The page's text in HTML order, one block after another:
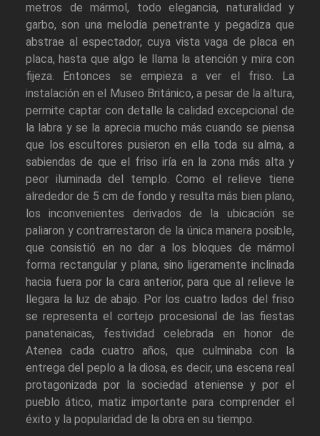
metros de mármol, todo elegancia, naturalidad y
garbo, son una melodía penetrante y pegadiza que
abstrae al espectador, cuya vista vaga de placa en
placa, hasta que algo le llama la atención y mira con
fijeza. Entonces se empieza a ver el friso. La
instalación en el Museo Británico, a pesar de la altura,
permite captar con detalle la calidad excepcional de
la labra y se la aprecia mucho más cuando se piensa
que los escultores pusieron en ella toda su alma, a
sabiendas de que el friso iría en la zona más alta y
peor iluminada del templo. Como el relieve tiene
alrededor de 5 cm de fondo y resulta más bien plano,
los inconvenientes derivados de la ubicación se
paliaron y contrarrestaron de la única manera posible,
que consistió en no dar a los bloques de mármol
forma rectangular y plana, sino ligeramente inclinada
hacia fuera por la cara anterior, para que al relieve le
llegara la luz de abajo. Por los cuatro lados del friso
se representa el cortejo procesional de las fiestas
panatenaicas, festividad celebrada en honor de
Atenea cada cuatro años, que culminaba con la
entrega del peplo a la diosa, es decir, una escena real
protagonizada por la sociedad ateniense y por el
pueblo ático, matiz importante para comprender el
éxito y la popularidad de la obra en su tiempo.